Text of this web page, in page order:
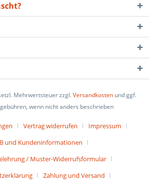
Mehrwertsteuer zzgl.Versandkosten und ggf.
wenn nicht anders beschrieben
Vertrag widerrufen
Impressum
und Kundeninformationen
/ Muster-Widerrufsformular
Zahlung und Versand